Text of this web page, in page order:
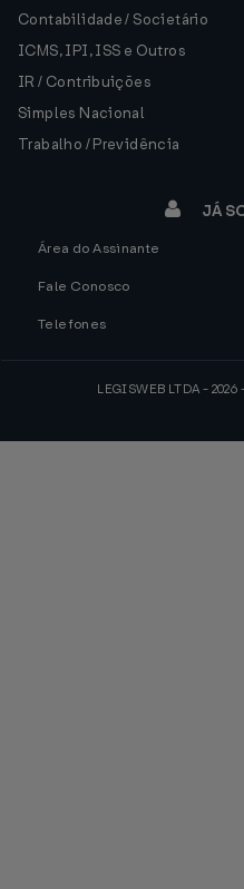
Contabilidade / Societário
ICMS, IPI, ISS e Outros
IR / Contribuições
Simples Nacional
Trabalho / Previdência
JÁ
Área do Assinante
Fale Conosco
Telefones
LEGISWEB LTDA -